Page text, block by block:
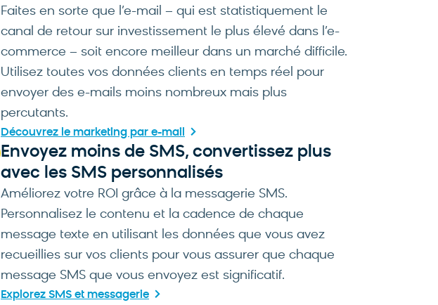
Faites en sorte que l’e-mail – qui est statistiquement le
canal de retour sur investissement le plus élevé dans l’e-
commerce – soit encore meilleur dans un marché difficile.
Utilisez toutes vos données clients en temps réel pour
envoyer des e-mails moins nombreux mais plus
percutants.
Découvrez le marketing par e-mail
Envoyez moins de SMS, convertissez plus
avec les SMS personnalisés
Améliorez votre ROI grâce à la messagerie SMS.
Personnalisez le contenu et la cadence de chaque
message texte en utilisant les données que vous avez
recueillies sur vos clients pour vous assurer que chaque
message SMS que vous envoyez est significatif.
Explorez SMS et messagerie